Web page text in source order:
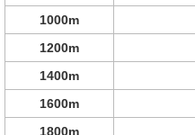
1000m
1200m
1400m
1600m
1800m